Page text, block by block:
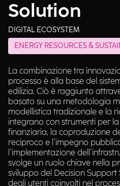
Solution
DIGITAL ECOSYSTEM
ENERGY RESOURCES &
La combinazione tra
processo è alla base del
edilizia. Ciò è raggiunto
basato su una metodologia
modellistica tradizionale e la
integrano con strumenti per
finanziaria, la coproduzione
reciproco e l'impegno
l'implementazione
svolge un ruolo chiave nella
sviluppo del Decision Support
degli utenti coinvolti nel